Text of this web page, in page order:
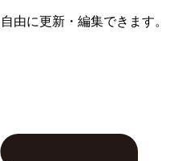
由に更新・編集できます。